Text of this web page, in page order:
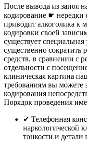
После вывода из запоя
кодирование ☛ нередки
приводит алкоголика к
кодировки своей
существует
существенно
средств, в сравнении с
отдельности с
клиническая картина
требованиям вы можете
кодирования
Порядок проведения
✔︎ Телефонная
наркологической
тонкости и детали